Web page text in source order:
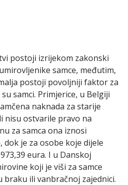
postoji izrijekom zakonski
samce, međutim,
postoji povoljniji faktor za
samci. Primjerice, u Belgiji
naknada za starije
nisu ostvarile pravo na
za samca ona iznosi
dok je za osobe koje dijele
eura. I u Danskoj
koji je viši za samce
braku ili vanbračnoj zajednici.